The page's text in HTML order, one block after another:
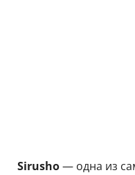
Sirusho— одна из